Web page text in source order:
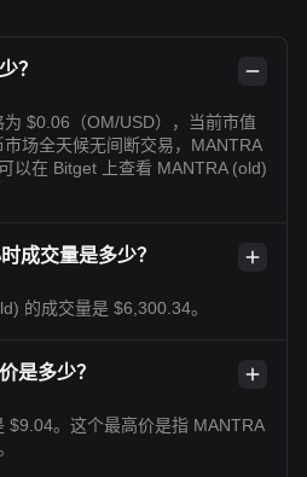
？
$0.06（OM/USD），当前市值
场全天候无间断交易，MANTRA
以在 Bitget 上查看 MANTRA (old)
成交量是多少？
的成交量是 $6,300.34。
是多少？
$9.04。这个最高价是指 MANTRA